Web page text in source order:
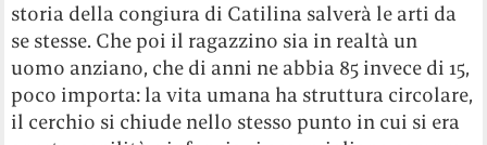
storia della congiura di Catilina salverà le arti da
se stesse. Che poi il ragazzino sia in realtà un
uomo anziano, che di anni ne abbia 85 invece di 15,
poco importa: la vita umana ha struttura circolare,
il cerchio si chiude nello stesso punto in cui si era